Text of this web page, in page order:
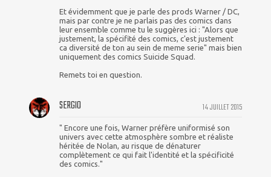
Et évidemment que je parle des prods Warner / DC,
mais par contre je ne parlais pas des comics dans
leur ensemble comme tu le suggères ici : "Alors que
justement, la spécifité des comics, c'est justement
ca diversité de ton au sein de meme serie" mais bien
uniquement des comics Suicide Squad.
Remets toi en question.
14 JUILLET 2015
SERGIO
" Encore une fois, Warner préfère uniformisé son
univers avec cette atmosphère sombre et réaliste
héritée de Nolan, au risque de dénaturer
complètement ce qui fait l'identité et la spécificité
des comics."